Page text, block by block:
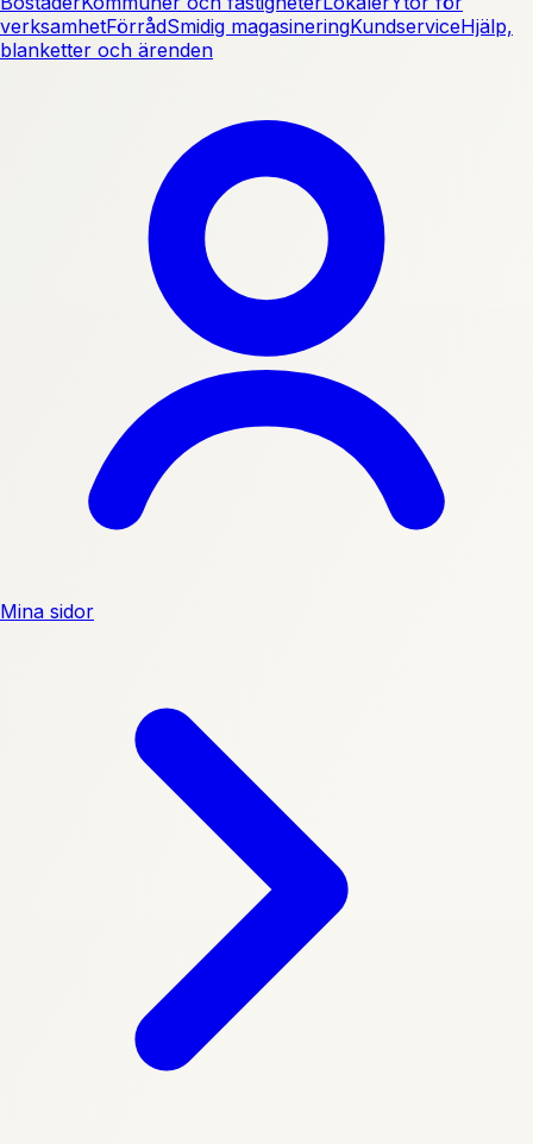
verksamhetFörrådSmidig magasineringKundserviceHjälp,
blanketter och ärenden
Mina sidor